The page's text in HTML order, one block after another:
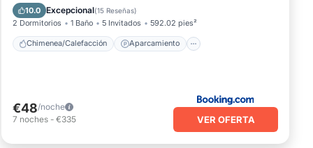
10.0 Excepcional(15 Reseñas)
2 Dormitorios 1 Baño 5 Invitados 592.02 pies²
Chimenea/Calefacción Aparcamiento
Aire acondicionado
€48/noche
7 noches - €335 VER OFERTA